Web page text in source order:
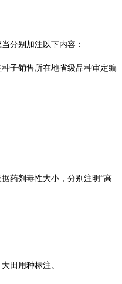
分别加注以下内容：
子销售所在地省级品种审定编
药剂毒性大小，分别注明“高
田用种标注。